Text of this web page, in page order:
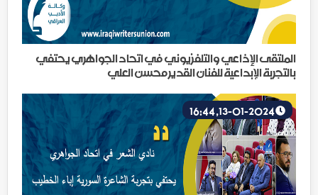
الملتقى الإذاعي والتلفزيوني في اتحاد الجواهري يحتفي
بالتجربة الإبداعية للفنان القدير محسن العلي